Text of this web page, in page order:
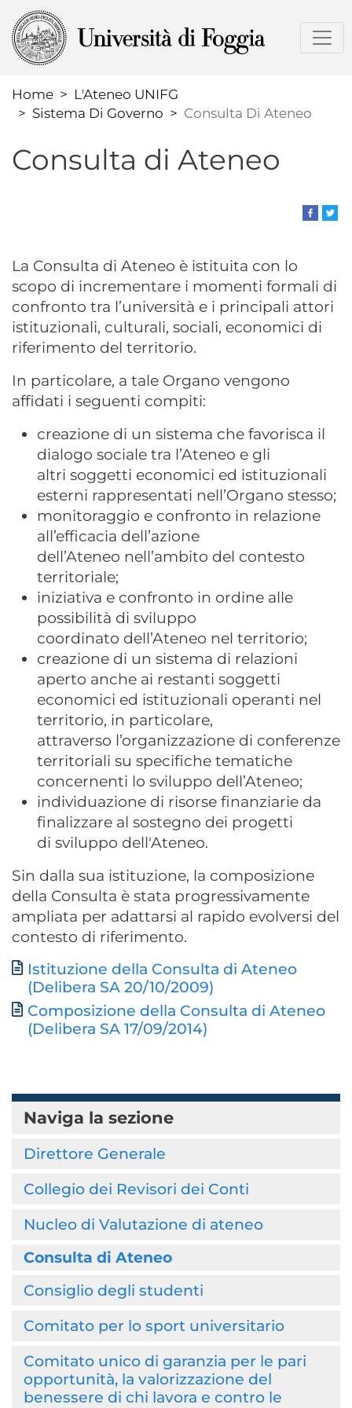
al
contenuto
Home
L'Ateneo UNIFG
Sistema Di Governo
Consulta Di Ateneo
Consulta di Ateneo
La Consulta di Ateneo è istituita con lo
scopo di incrementare i momenti formali di
confronto tra l’università e i principali attori
istituzionali, culturali, sociali, economici di
riferimento del territorio.
In particolare, a tale Organo vengono
affidati i seguenti compiti:
creazione di un sistema che favorisca il
dialogo sociale tra l’Ateneo e gli
altri soggetti economici ed istituzionali
esterni rappresentati nell’Organo stesso;
monitoraggio e confronto in relazione
all’efficacia dell’azione
dell’Ateneo nell’ambito del contesto
territoriale;
iniziativa e confronto in ordine alle
possibilità di sviluppo
coordinato dell’Ateneo nel territorio;
creazione di un sistema di relazioni
aperto anche ai restanti soggetti
economici ed istituzionali operanti nel
territorio, in particolare,
attraverso l’organizzazione di conferenze
territoriali su specifiche tematiche
concernenti lo sviluppo dell’Ateneo;
individuazione di risorse finanziarie da
finalizzare al sostegno dei progetti
di sviluppo dell'Ateneo.
Sin dalla sua istituzione, la composizione
della Consulta è stata progressivamente
ampliata per adattarsi al rapido evolversi del
contesto di riferimento.
Documento
Istituzione della Consulta di Ateneo
(Delibera SA 20/10/2009)
Composizione della Consulta di Ateneo
(Delibera SA 17/09/2014)
Naviga la sezione
Direttore Generale
Collegio dei Revisori dei Conti
Nucleo di Valutazione di ateneo
Consulta di Ateneo
Consiglio degli studenti
Comitato per lo sport universitario
Comitato unico di garanzia per le pari
opportunità, la valorizzazione del
benessere di chi lavora e contro le